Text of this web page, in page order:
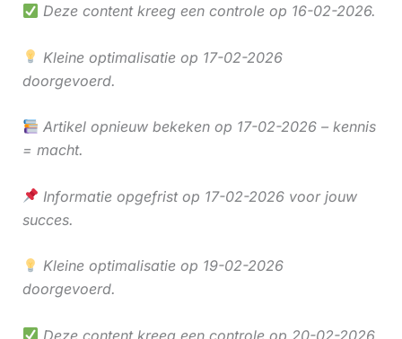
Deze content kreeg een controle op 16-02-2026.
Kleine optimalisatie op 17-02-2026
doorgevoerd.
Artikel opnieuw bekeken op 17-02-2026 – kennis
= macht.
Informatie opgefrist op 17-02-2026 voor jouw
succes.
Kleine optimalisatie op 19-02-2026
doorgevoerd.
Deze content kreeg een controle op 20-02-2026.